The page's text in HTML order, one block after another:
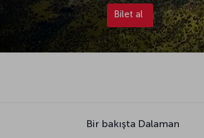
Bilet al
Bir bakışta Dalaman